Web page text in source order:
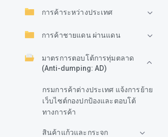
การค้าระหว่างประเทศ
การค้าชายแดน ผ่านแดน
มาตรการตอบโต้การทุ่มตลาด
(Anti-dumping: AD)
กรมการค้าต่างประเทศ แจ้งการย้าย
เว็บไซต์กองปกป้องและตอบโต้
ทางการค้า
สินค้าแก้วและกระจก